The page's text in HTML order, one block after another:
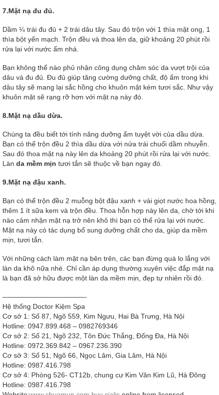
7.Mặt nạ đu đủ.
Dầm ¼ trái đu đủ + 2 trái dâu tây. Sau đó trộn với 1 thìa mật ong, 1
thìa bột yến mạch. Trộn đều và thoa lên da, giữ khoảng 20 phút rồi
rửa lại với nước ấm nhá.
Bạn không thể nào phủ nhận công dụng chăm sóc da vượt trội của
dâu và đu đủ. Đu đủ giúp tăng cường dưỡng chất, độ ẩm trong khi
dâu tây sẽ mang lại sắc hồng cho khuôn mặt kém tươi sắc. Như vậy
khuôn mặt sẽ rạng rỡ hơn với mặt nạ này đó.
8.Mặt nạ dầu dừa.
Chúng ta đều biết tới tính năng dưỡng ẩm tuyệt vời của dầu dừa.
Bạn có thể trộn đều 2 thìa dầu dừa với nửa trái chuối dầm nhuyễn.
Sau đó thoa mặt nạ này lên da khoảng 20 phút rồi rửa lại với nước.
Làn da mềm mịn tươi tắn sẽ thuộc về bạn ngay đó.
9.Mặt nạ đậu xanh.
Bạn có thể trộn đều 2 muỗng bột đậu xanh + vài giọt nước hoa hồng,
thêm 1 ít sữa kem và trộn đều. Thoa hỗn hợp này lên da, chờ tới khi
nào cảm nhận mặt nạ trở nên khô thì bạn có thể rửa lại với nước.
Mặt nạ này có tác dụng bổ sung dưỡng chất cho da, giúp da mềm
mịn, tươi tắn.
Với những cách làm mặt nạ bên trên, các bạn đừng quá lo lắng với
làn da khô nữa nhé. Chỉ cần áp dụng thường xuyên việc đắp mặt nạ
là bạn đã sở hữu được một làn da mềm mịn, đẹp tự nhiên rồi đó.
————————————-
Hệ thống Doctor Kiệm Spa
Cơ sở 1: Số 87, Ngõ 559, Kim Ngưu, Hai Bà Trưng, Hà Nội
Hotline: 0947.899.468 – 0982769346
Cơ sở 2: Số 21, Ngõ 232, Tôn Đức Thắng, Đống Đa, Hà Nội
Hotline: 0972.369.842 – 0967.236.390
Cơ sở 3: Số 51, Ngõ 66, Ngọc Lâm, Gia Lâm, Hà Nội
Hotline: 0987.416.798
Cơ sở 4: Phòng 526- CT12b, chung cư Kim Văn Kim Lũ, Hà Đông
Hotline: 0987.416.798